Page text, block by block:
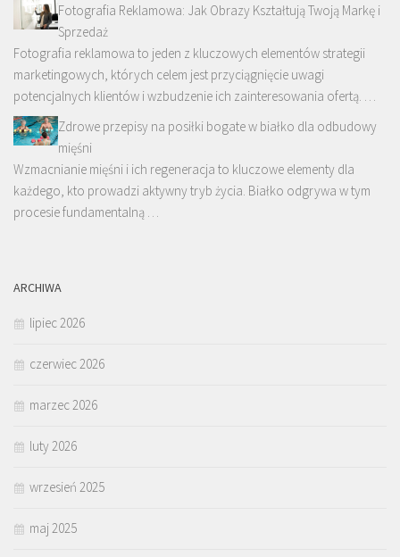
Fotografia Reklamowa: Jak Obrazy Kształtują Twoją Markę i
Sprzedaż
Fotografia reklamowa to jeden z kluczowych elementów strategii
marketingowych, których celem jest przyciągnięcie uwagi
potencjalnych klientów i wzbudzenie ich zainteresowania ofertą. …
Zdrowe przepisy na posiłki bogate w białko dla odbudowy
mięśni
Wzmacnianie mięśni i ich regeneracja to kluczowe elementy dla
każdego, kto prowadzi aktywny tryb życia. Białko odgrywa w tym
procesie fundamentalną …
ARCHIWA
lipiec 2026
czerwiec 2026
marzec 2026
luty 2026
wrzesień 2025
maj 2025